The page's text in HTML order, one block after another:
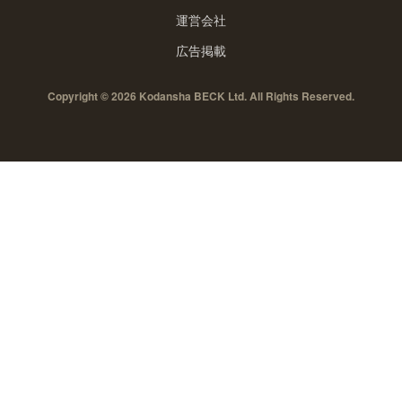
運営会社
広告掲載
Copyright © 2026 Kodansha BECK Ltd. All Rights Reserved.